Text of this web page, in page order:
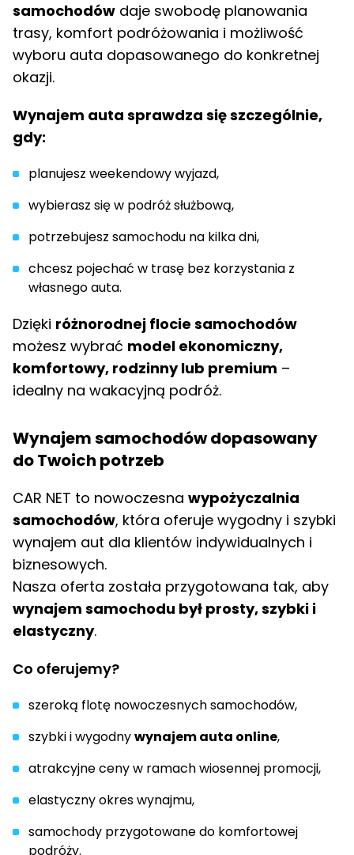
samochodów daje swobodę planowania
trasy, komfort podróżowania i możliwość
wyboru auta dopasowanego do konkretnej
okazji.
Wynajem auta sprawdza się szczególnie,
gdy:
planujesz weekendowy wyjazd,
wybierasz się w podróż służbową,
potrzebujesz samochodu na kilka dni,
chcesz pojechać w trasę bez korzystania z
własnego auta.
Dzięki różnorodnej flocie samochodów
możesz wybrać model ekonomiczny,
komfortowy, rodzinny lub premium –
idealny na wakacyjną podróż.
Wynajem samochodów dopasowany
do Twoich potrzeb
CAR NET to nowoczesna wypożyczalnia
samochodów, która oferuje wygodny i szybki
wynajem aut dla klientów indywidualnych i
biznesowych.
Nasza oferta została przygotowana tak, aby
wynajem samochodu był prosty, szybki i
elastyczny.
Co oferujemy?
szeroką flotę nowoczesnych samochodów,
szybki i wygodnywynajem auta online,
atrakcyjne ceny w ramach wiosennej promocji,
elastyczny okres wynajmu,
samochody przygotowane do komfortowej
podróży.